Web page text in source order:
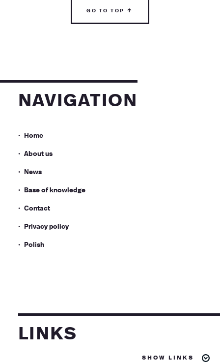
go to top ↑
navigation
Home
About us
News
Base of knowledge
Contact
Privacy policy
Polish
links
show links